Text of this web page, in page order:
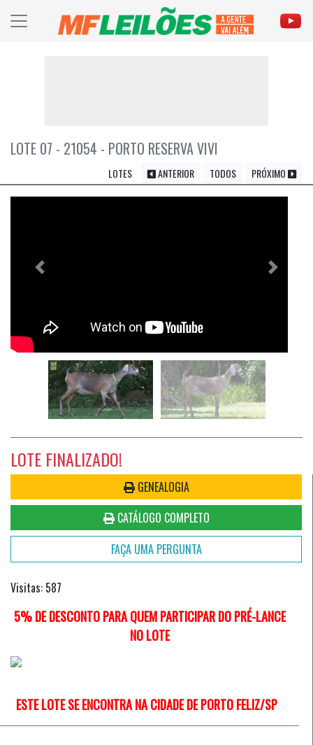
LOTE 07 - 21054 - PORTO RESERVA VIVI
LOTES ANTERIOR TODOS PRÓXIMO
Previous Próximo
LOTE FINALIZADO!
GENEALOGIA
CATÁLOGO COMPLETO
FAÇA UMA PERGUNTA
Visitas: 587
5% DE DESCONTO PARA QUEM PARTICIPAR DO PRÉ-LANCE
NO LOTE
ESTE LOTE SE ENCONTRA NA CIDADE DE PORTO FELIZ/SP